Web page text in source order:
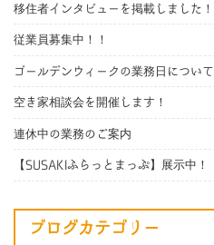
移住者インタビューを掲載しました！
従業員募集中！！
ゴールデンウィークの業務日について
空き家相談会を開催します！
連休中の業務のご案内
【SUSAKIふらっとまっぷ】展示中！
ブログカテゴリー